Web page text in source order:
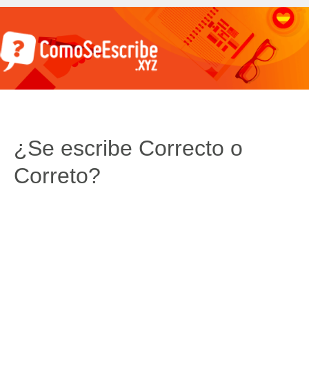
¿Se escribe Correcto o
Correto?